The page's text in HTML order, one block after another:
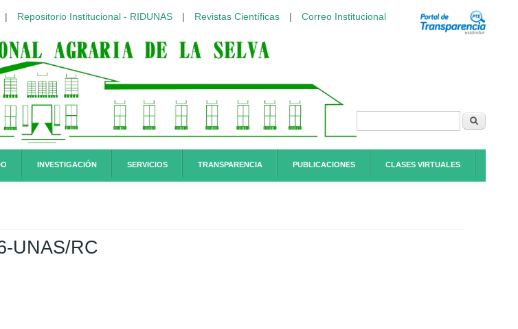
| Repositorio Institucional - RIDUNAS | Revistas Científicas | Correo Institucional
Formulario de
INVESTIGACIÓN SERVICIOS TRANSPARENCIA PUBLICACIONES CLASES VIRTUALES
UNAS/RC